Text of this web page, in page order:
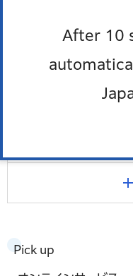
After 10
秋の水泳教室（学校
スポーツ施設
Pick up